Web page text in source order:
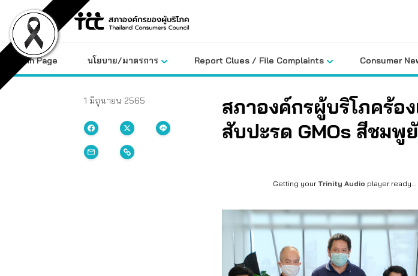
content
Main Page นโยบาย/มาตรการ Report Clues / File Complaints Consumer
1 มิถุนายน 2565
สภาองค์กรผู้บริโภคร้อ
สับปะรด GMOs สีชมพู
Getting your Trinity Audio player ready...